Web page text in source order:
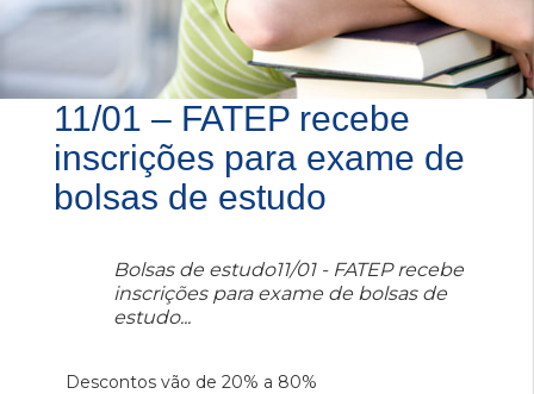
11/01 – FATEP recebe
inscrições para exame de
bolsas de estudo
Bolsas de estudo11/01 - FATEP recebe
inscrições para exame de bolsas de
estudo...
Descontos vão de 20% a 80%